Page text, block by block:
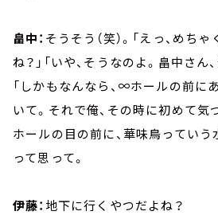
畠中： そうそう（笑）。「えっ、めち
ね？」「いや、そうなのよ。畠中さん
「しかもなんなら、∞ホールの前に
いて。それで俺、その時に初めて気
ホールの目の前に、華味鳥っていう
って思って。
伊藤： 地下に行くやつだよね？